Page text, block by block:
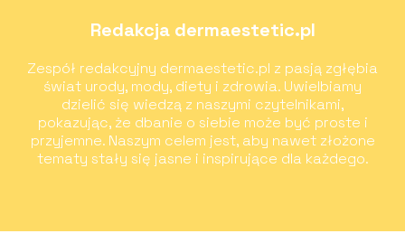
Redakcja dermaestetic.pl
Zespół redakcyjny dermaestetic.pl z pasją zgłębia
świat urody, mody, diety i zdrowia. Uwielbiamy
dzielić się wiedzą z naszymi czytelnikami,
pokazując, że dbanie o siebie może być proste i
przyjemne. Naszym celem jest, aby nawet złożone
tematy stały się jasne i inspirujące dla każdego.